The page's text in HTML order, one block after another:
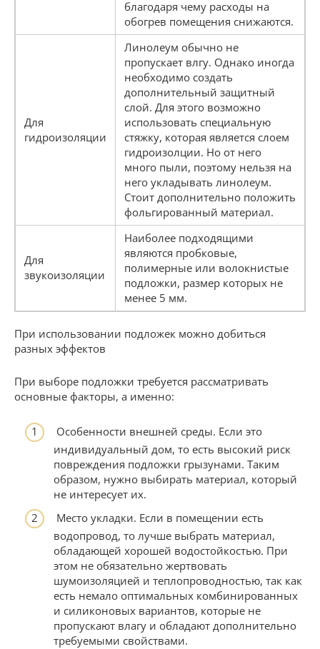
благодаря чему расходы на
обогрев помещения снижаются.
Для
гидроизоляции
Линолеум обычно не
пропускает влгу. Однако иногда
необходимо создать
дополнительный защитный
слой. Для этого возможно
использовать специальную
стяжку, которая является слоем
гидроизолции. Но от него
много пыли, поэтому нельзя на
него укладывать линолеум.
Стоит дополнительно положить
фольгированный материал.
Для
звукоизоляции
Наиболее подходящими
являются пробковые,
полимерные или волокнистые
подложки, размер которых не
менее 5 мм.
При использовании подложек можно добиться
разных эффектов
При выборе подложки требуется рассматривать
основные факторы, а именно:
Особенности внешней среды. Если это
индивидуальный дом, то есть высокий риск
повреждения подложки грызунами. Таким
образом, нужно выбирать материал, который
не интересует их.
Место укладки. Если в помещении есть
водопровод, то лучше выбрать материал,
обладающей хорошей водостойкостью. При
этом не обязательно жертвовать
шумоизоляцией и теплопроводностью, так как
есть немало оптимальных комбинированных
и силиконовых вариантов, которые не
пропускают влагу и обладают дополнительно
требуемыми свойствами.